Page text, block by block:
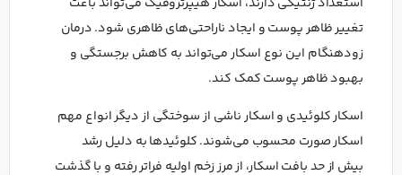
تغییر ظاهر پوست و ایجاد ناراحتی‌های ظاهری شود. درمان
زودهنگام این نوع اسکار می‌تواند به کاهش برجستگی و
بهبود ظاهر پوست کمک کند.
اسکار کلوئیدی و اسکار ناشی از سوختگی از دیگر انواع مهم
اسکار صورت محسوب می‌شوند. کلوئیدها به دلیل رشد
بیش از حد بافت اسکار، از مرز زخم اولیه فراتر رفته و با گذشت